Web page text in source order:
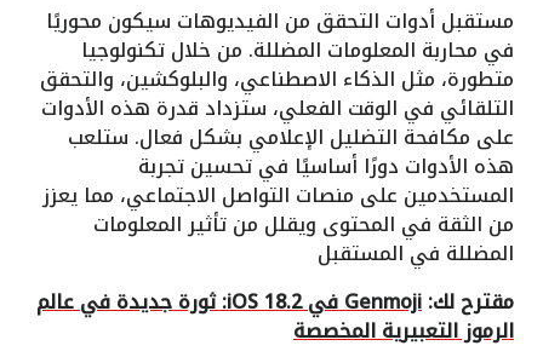
مستقبل أدوات التحقق من الفيديوهات سيكون محوريًا
في محاربة المعلومات المضللة. من خلال تكنولوجيا
متطورة، مثل الذكاء الاصطناعي، والبلوكشين، والتحقق
التلقائي في الوقت الفعلي، ستزداد قدرة هذه الأدوات
على مكافحة التضليل الإعلامي بشكل فعال. ستلعب
هذه الأدوات دورًا أساسيًا في تحسين تجربة
المستخدمين على منصات التواصل الاجتماعي، مما يعزز
من الثقة في المحتوى ويقلل من تأثير المعلومات
المضللة في المستقبل
مقترح لك:
Genmoji في iOS 18.2: ثورة جديدة في عالم
الرموز التعبيرية المخصصة